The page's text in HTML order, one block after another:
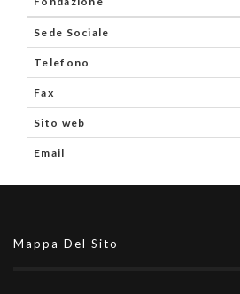
Sede Sociale
Telefono
Fax
Sito web
Email
Mappa Del Sito